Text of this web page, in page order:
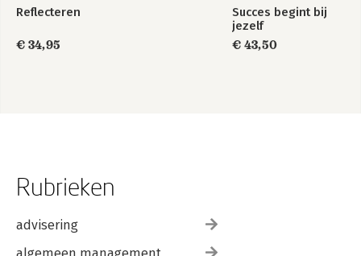
Reflecteren
€ 34,95
Succes begint bij
jezelf
€ 43,50
Rubrieken
advisering